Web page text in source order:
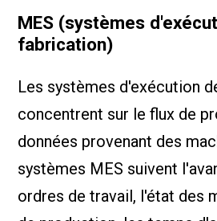
MES (systèmes
fabrication)
Les systèmes d'exécution
concentrent sur le flux de
données provenant des
systèmes MES suivent
ordres de travail, l'état des